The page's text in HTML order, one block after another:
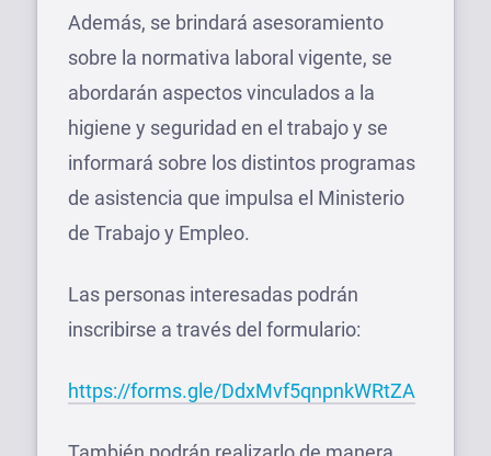
Además, se brindará asesoramiento
sobre la normativa laboral vigente, se
abordarán aspectos vinculados a la
higiene y seguridad en el trabajo y se
informará sobre los distintos programas
de asistencia que impulsa el Ministerio
de Trabajo y Empleo.
Las personas interesadas podrán
inscribirse a través del formulario:
https://forms.gle/DdxMvf5qnpnkWRtZA